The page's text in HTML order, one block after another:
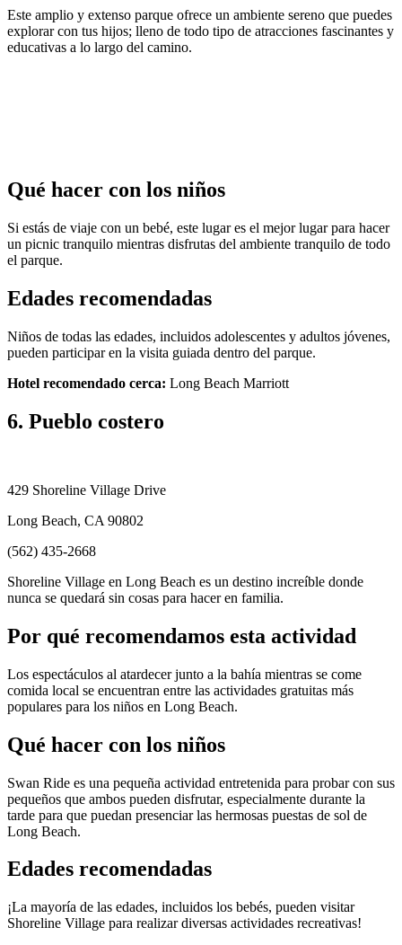
Este amplio y extenso parque ofrece un ambiente sereno que puedes
explorar con tus hijos; lleno de todo tipo de atracciones fascinantes y
educativas a lo largo del camino.
Qué hacer con los niños
Si estás de viaje con un bebé, este lugar es el mejor lugar para hacer
un picnic tranquilo mientras disfrutas del ambiente tranquilo de todo
el parque.
Edades recomendadas
Niños de todas las edades, incluidos adolescentes y adultos jóvenes,
pueden participar en la visita guiada dentro del parque.
Hotel recomendado cerca: Long Beach Marriott
6. Pueblo costero
429 Shoreline Village Drive
Long Beach, CA 90802
(562) 435-2668
Shoreline Village en Long Beach es un destino increíble donde
nunca se quedará sin cosas para hacer en familia.
Por qué recomendamos esta actividad
Los espectáculos al atardecer junto a la bahía mientras se come
comida local se encuentran entre las actividades gratuitas más
populares para los niños en Long Beach.
Qué hacer con los niños
Swan Ride es una pequeña actividad entretenida para probar con sus
pequeños que ambos pueden disfrutar, especialmente durante la
tarde para que puedan presenciar las hermosas puestas de sol de
Long Beach.
Edades recomendadas
¡La mayoría de las edades, incluidos los bebés, pueden visitar
Shoreline Village para realizar diversas actividades recreativas!